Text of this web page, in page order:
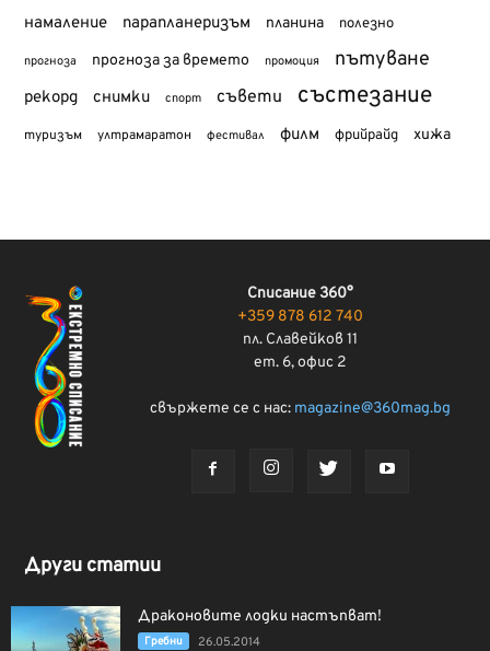
намаление парапланеризъм планина полезно
прогноза прогноза за времето промоция пътуване
рекорд снимки спорт съвети състезание
туризъм ултрамаратон фестивал филм фрийрайд хижа
Списание 360°
+359 878 612 740
пл. Славейков 11
ет. 6, офис 2
свържете се с нас: magazine@360mag.bg
Други статии
Драконовите лодки настъпват!
Гребни 26.05.2014